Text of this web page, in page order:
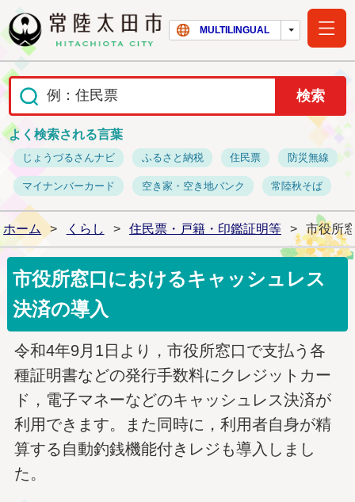
常陸太田市ホー
MULTILINGUAL
よく検索される言葉
じょうづるさんナビ ふるさと納税 住民票 防災無線
マイナンバーカード 空き家・空き地バンク 常陸秋そば
ホーム > くらし > 住民票・戸籍・印鑑証明等 > 市役所
市役所窓口におけるキャッシュレス
決済の導入
令和4年9月1日より，市役所窓口で支払う各
種証明書などの発行手数料にクレジットカー
ド，電子マネーなどのキャッシュレス決済が
利用できます。また同時に，利用者自身が精
算する自動釣銭機能付きレジも導入しまし
た。